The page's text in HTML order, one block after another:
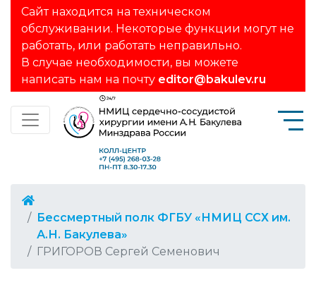
Сайт находится на техническом
обслуживании. Некоторые функции могут не
работать, или работать неправильно.
В случае необходимости, вы можете
написать нам на почту editor@bakulev.ru
Бессмертный полк ФГБУ «НМИЦ ССХ им.
А.Н. Бакулева»
ГРИГОРОВ Сергей Семенович